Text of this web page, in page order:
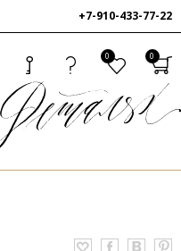
+7-910-433-77-22
0 0